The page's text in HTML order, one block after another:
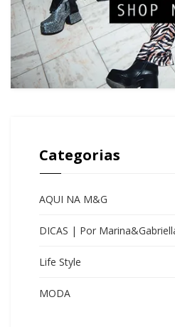
Categorias
AQUI NA M&G
DICAS | Por
Life Style
MODA